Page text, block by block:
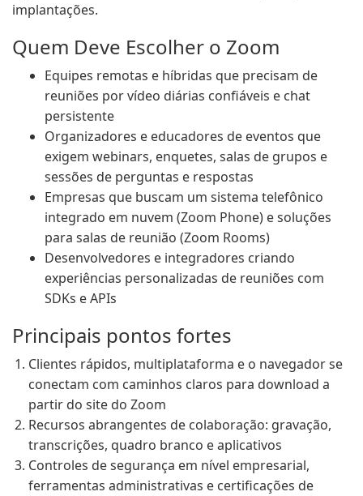
implantações.
Quem Deve Escolher o Zoom
Equipes remotas e híbridas que precisam de
reuniões por vídeo diárias confiáveis e chat
persistente
Organizadores e educadores de eventos que
exigem webinars, enquetes, salas de grupos e
sessões de perguntas e respostas
Empresas que buscam um sistema telefônico
integrado em nuvem (Zoom Phone) e soluções
para salas de reunião (Zoom Rooms)
Desenvolvedores e integradores criando
experiências personalizadas de reuniões com
SDKs e APIs
Principais pontos fortes
Clientes rápidos, multiplataforma e o navegador se
conectam com caminhos claros para download a
partir do site do Zoom
Recursos abrangentes de colaboração: gravação,
transcrições, quadro branco e aplicativos
Controles de segurança em nível empresarial,
ferramentas administrativas e certificações de